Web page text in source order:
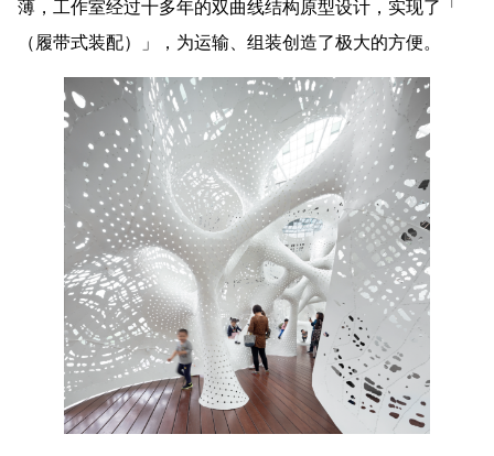
薄，工作室经过十多年的双曲线结构原型设计，实现了「
（履带式装配）」，为运输、组装创造了极大的方便。